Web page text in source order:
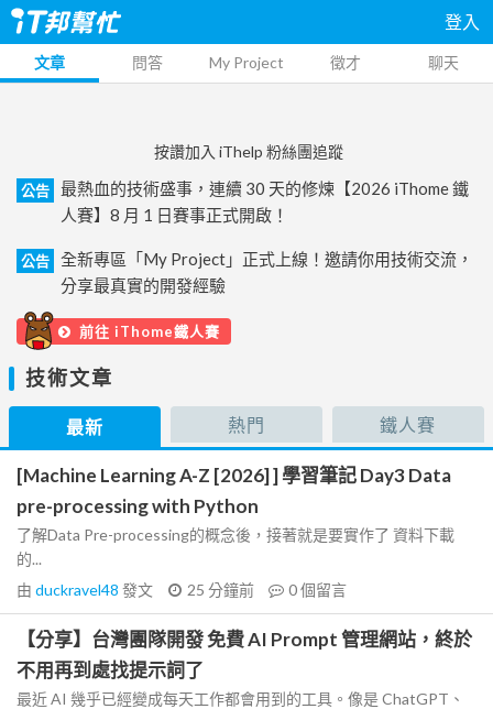
登入
文章 問答 My Project 徵才 聊天
按讚加入 iThelp 粉絲團追蹤
公告
最熱血的技術盛事，連續 30 天的修煉【2026 iThome 鐵
人賽】8 月 1 日賽事正式開啟！
公告
全新專區「My Project」正式上線！邀請你用技術交流，
分享最真實的開發經驗
前往 iThome鐵人賽
技術文章
最新 熱門 鐵人賽
[Machine Learning A-Z [2026] ] 學習筆記 Day3 Data
pre-processing with Python
了解Data Pre-processing的概念後，接著就是要實作了 資料下載
的...
由 duckravel48 發文 25 分鐘前 0個留言
【分享】台灣團隊開發 免費 AI Prompt 管理網站，終於
不用再到處找提示詞了
最近 AI 幾乎已經變成每天工作都會用到的工具。像是 ChatGPT、